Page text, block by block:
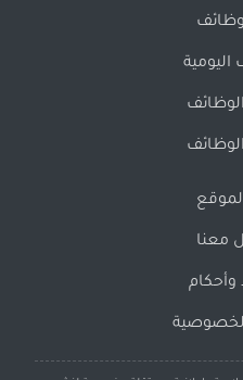
اليومية
معنا